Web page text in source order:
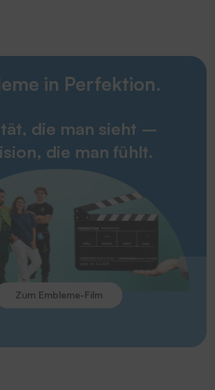
in Perfektion.
die man sieht –
die man fühlt.
Zum Embleme-Film